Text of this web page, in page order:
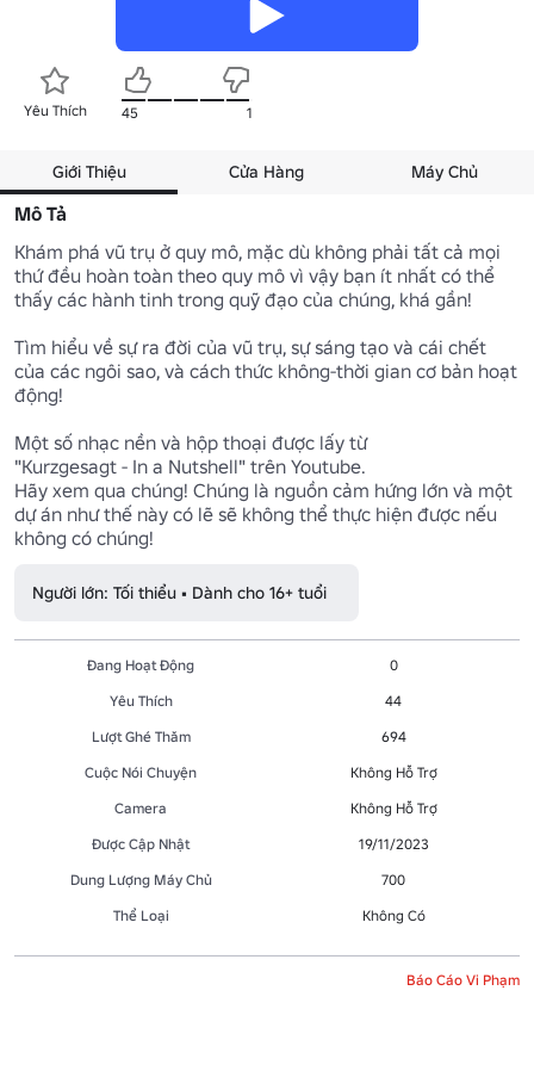
Yêu Thích 45 1
Giới Thiệu Cửa Hàng Máy Chủ
Mô Tả
Khám phá vũ trụ ở quy mô, mặc dù không phải tất cả mọi
thứ đều hoàn toàn theo quy mô vì vậy bạn ít nhất có thể
thấy các hành tinh trong quỹ đạo của chúng, khá gần!
Tìm hiểu về sự ra đời của vũ trụ, sự sáng tạo và cái chết
của các ngôi sao, và cách thức không-thời gian cơ bản hoạt
động!
Một số nhạc nền và hộp thoại được lấy từ
"Kurzgesagt - In a Nutshell" trên Youtube.
Hãy xem qua chúng! Chúng là nguồn cảm hứng lớn và một
dự án như thế này có lẽ sẽ không thể thực hiện được nếu
không có chúng!
Người lớn: Tối thiểu • Dành cho 16+ tuổi
Đang Hoạt Động
0
Yêu Thích
44
Lượt Ghé Thăm
694
Cuộc Nói Chuyện
Không Hỗ Trợ
Camera
Không Hỗ Trợ
Được Cập Nhật
19/11/2023
Dung Lượng Máy Chủ
700
Thể Loại
Không Có
Báo Cáo Vi Phạm